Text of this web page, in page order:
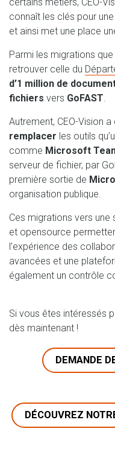
connaît les clés pour une
et ainsi met une place
Parmi les migrations
retrouver celle du
d’1 million de
fichiers vers GoFAST
Autrement, CEO-Vision
remplacer les outils
comme Microsoft
serveur de fichier, par
première sortie de
organisation publique.
Ces migrations vers
et opensource
l’expérience des
avancées et une
également un contrôle
Si vous êtes intéressés
dès maintenant !
DEMANDE
DÉCOUVREZ